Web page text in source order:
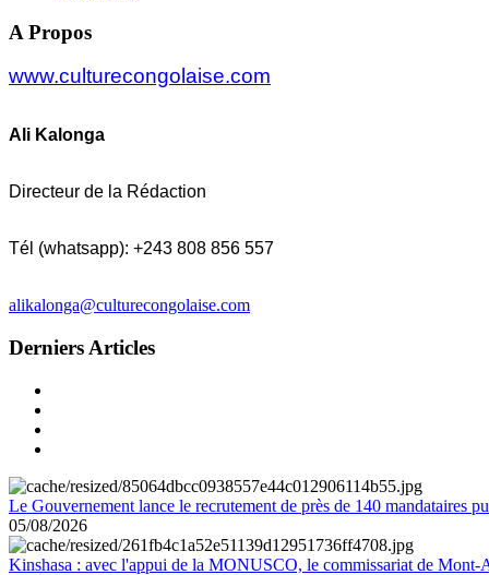
A Propos
www.culturecongolaise.com
Ali Kalonga
Directeur de la Rédaction
Tél (whatsapp): +243 808 856 557
alikalonga@culturecongolaise.com
Derniers Articles
Le Gouvernement lance le recrutement de près de 140 mandataires
05/08/2026
Kinshasa : avec l'appui de la MONUSCO, le commissariat de Mont-